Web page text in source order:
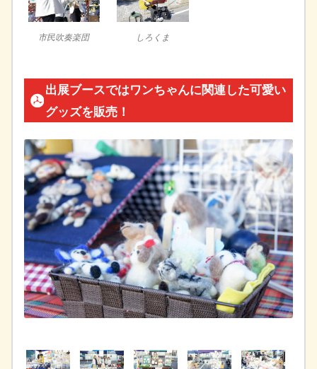
市民吹奏楽団 しろくま
出展ブースではワンちゃんに関連した可愛い
グッズを販売！